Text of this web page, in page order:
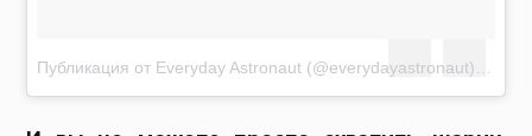
Публикация от Everyday Astronaut (@everydayastronaut)Окт 2